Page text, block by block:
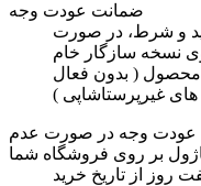
ضمانت عودت وجه
و شرط، در صورت
نسخه سازگار خام
( بدون فعال
غیرپرستاشاپی )
عودت وجه در صورت عدم
بر روی فروشگاه شما
روز از تاریخ خرید